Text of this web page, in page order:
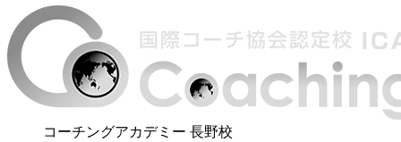
コーチングアカデミー 長野校